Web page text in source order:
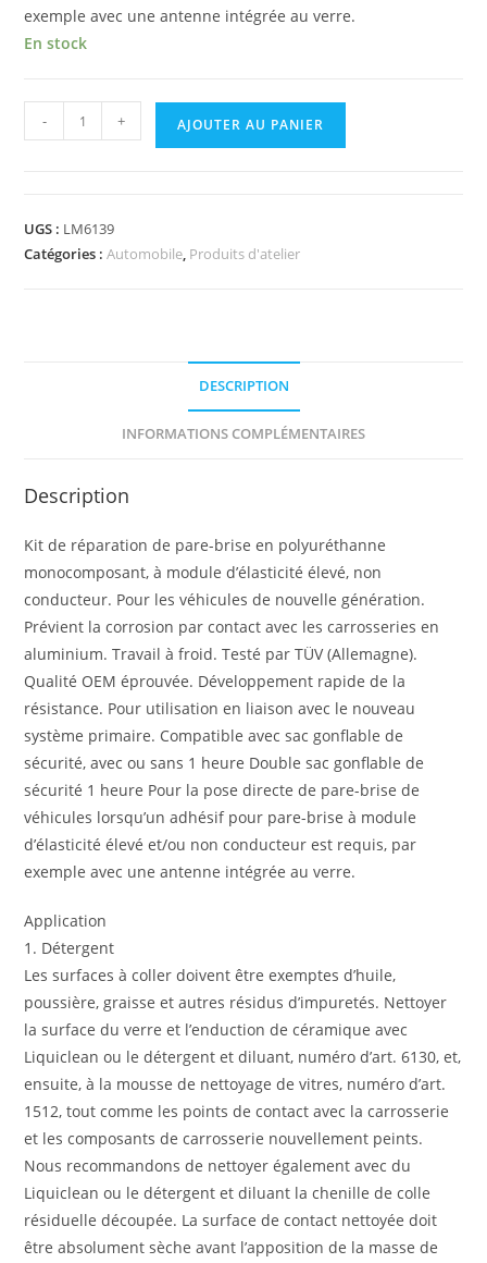
exemple avec une antenne intégrée au verre.
En stock
- + AJOUTER AU PANIER
UGS : LM6139
Catégories :Automobile, Produits d'atelier
DESCRIPTION
INFORMATIONS COMPLÉMENTAIRES
Description
Kit de réparation de pare-brise en polyuréthanne
monocomposant, à module d’élasticité élevé, non
conducteur. Pour les véhicules de nouvelle génération.
Prévient la corrosion par contact avec les carrosseries en
aluminium. Travail à froid. Testé par TÜV (Allemagne).
Qualité OEM éprouvée. Développement rapide de la
résistance. Pour utilisation en liaison avec le nouveau
système primaire. Compatible avec sac gonflable de
sécurité, avec ou sans 1 heure Double sac gonflable de
sécurité 1 heure Pour la pose directe de pare-brise de
véhicules lorsqu’un adhésif pour pare-brise à module
d’élasticité élevé et/ou non conducteur est requis, par
exemple avec une antenne intégrée au verre.
Appli­ca­tion
1. Détergent
Les surfaces à coller doivent être exemptes d’huile,
poussière, graisse et autres résidus d’impuretés. Nettoyer
la surface du verre et l’enduction de céramique avec
Liquiclean ou le détergent et diluant, numéro d’art. 6130, et,
ensuite, à la mousse de nettoyage de vitres, numéro d’art.
1512, tout comme les points de contact avec la carrosserie
et les composants de carrosserie nouvellement peints.
Nous recommandons de nettoyer également avec du
Liquiclean ou le détergent et diluant la chenille de colle
résiduelle découpée. La surface de contact nettoyée doit
être absolument sèche avant l’apposition de la masse de